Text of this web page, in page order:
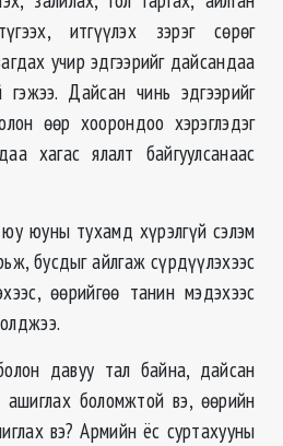
итгүүлэх зэрэг сөрөг
учир эдгээрийг дайсандаа
Дайсан чинь эдгээрийг
өөр хоорондоо хэрэглэдэг
хагас ялалт байгуулсанаас
юуны тухамд хүрэлгүй сэлэм
бусдыг айлгаж сүрдүүлэхээс
өөрийгөө танин мэдэхээс
давуу тал байна, дайсан
ашиглах боломжтой вэ, өөрийн
вэ? Армийн ёс суртахууны